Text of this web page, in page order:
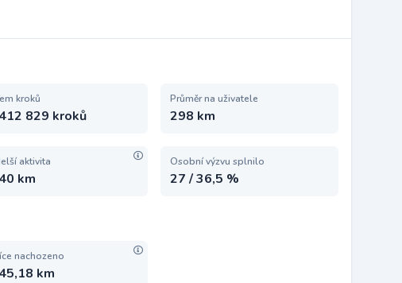
kroků
829 kroků
Průměr na uživatele
298 km
aktivita
km
Osobní výzvu splnilo
27 / 36,5 %
nachozeno
km